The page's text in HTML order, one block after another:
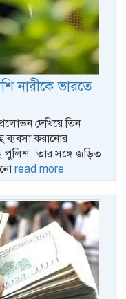
নারীকে ভারতে
দেখিয়ে তিন
ব্যবসা করানোর
পুলিশ। তার সঙ্গে জড়িত
read more